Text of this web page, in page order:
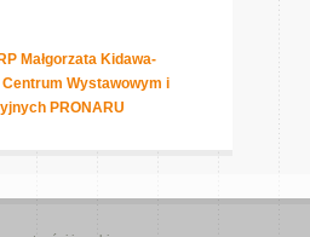
Małgorzata Kidawa-
Centrum Wystawowym i
PRONARU